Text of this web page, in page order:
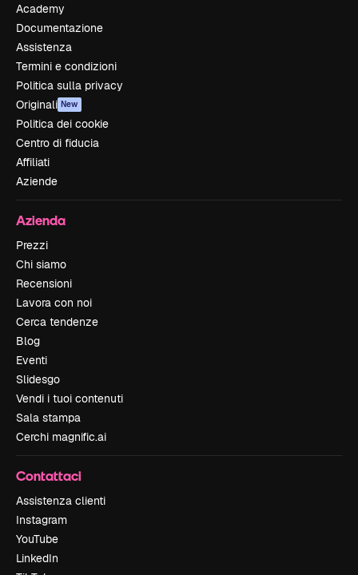
Academy
Documentazione
Assistenza
Termini e condizioni
Politica sulla privacy
Originali New
Politica dei cookie
Centro di fiducia
Affiliati
Aziende
Azienda
Prezzi
Chi siamo
Recensioni
Lavora con noi
Cerca tendenze
Blog
Eventi
Slidesgo
Vendi i tuoi contenuti
Sala stampa
Cerchi magnific.ai
Contattaci
Assistenza clienti
Instagram
YouTube
LinkedIn